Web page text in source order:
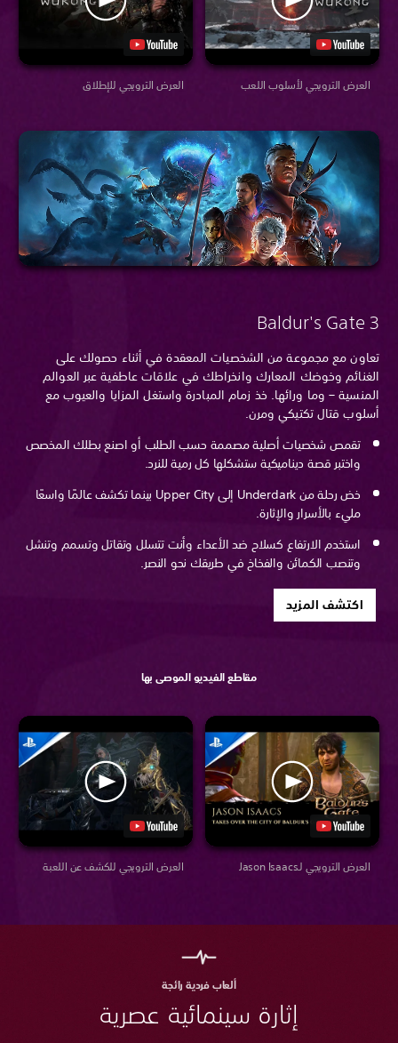
العرض الترويجي للإطلاق العرض الترويجي لأسلوب اللعب
Baldur's Gate 3
تعاون مع مجموعة من الشخصيات المعقدة في أثناء حصولك على
الغنائم وخوضك المعارك وانخراطك في علاقات عاطفية عبر العوالم
المنسية – وما ورائها. خذ زمام المبادرة واستغل المزايا والعيوب مع
أسلوب قتال تكتيكي ومرن.
تقمص شخصيات أصلية مصممة حسب الطلب أو اصنع بطلك المخصص
واختبر قصة ديناميكية ستشكلها كل رمية للنرد.
خض رحلة من Underdark إلى Upper City بينما تكشف عالمًا واسعًا
مليء بالأسرار والإثارة.
استخدم الارتفاع كسلاح ضد الأعداء وأنت تتسلل وتقاتل وتسمم وتنشل
وتنصب الكمائن والفخاخ في طريقك نحو النصر.
اكتشف المزيد
مقاطع الفيديو الموصى بها
العرض الترويجي للكشف عن اللعبة العرض الترويجي لـJason Isaacs
ألعاب فردية رائجة
إثارة سينمائية عصرية